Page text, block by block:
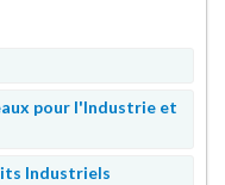
pour l'Industrie et
Industriels